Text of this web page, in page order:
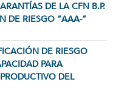
DE LA CFN B.P.
DE RIESGO “AAA-”
DE RIESGO
PARA
DEL